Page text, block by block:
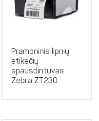
Pramoninis lipnių
etikečių
spausdintuvas
Zebra ZT230